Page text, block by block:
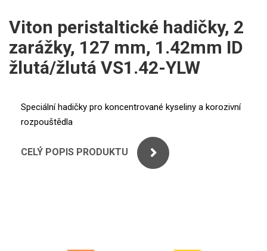
PERKINELMER
SHIMADZU
THERMO ELECTRON (UNICAM)
ANALYTIK JENA
UV-VIS FLUO
MS/SPM
Viton peristaltické hadičky, 2
zarážky, 127 mm, 1.42mm ID
žlutá/žlutá VS1.42-YLW
Speciální hadičky pro koncentrované kyseliny a korozivní
rozpouštědla
CELÝ POPIS PRODUKTU